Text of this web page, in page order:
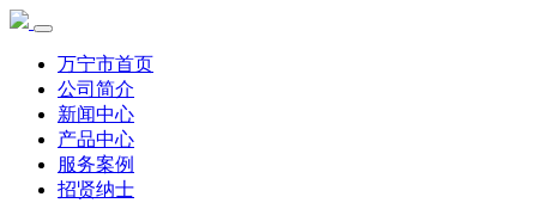
万宁市首页
公司简介
新闻中心
产品中心
服务案例
招贤纳士